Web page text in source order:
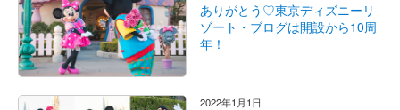
ありがとう♡東京ディズニーリ
ゾート・ブログは開設から10周
年！
2022年1月1日